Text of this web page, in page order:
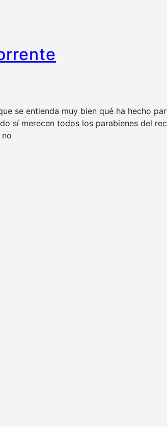
se entienda muy bien qué ha hecho
sí merecen todos los parabienes del